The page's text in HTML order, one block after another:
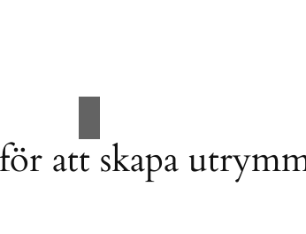
att skapa